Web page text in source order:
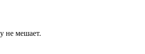
не мешает.